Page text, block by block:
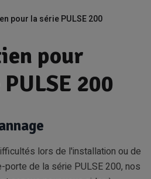
pour la série PULSE 200
pour
200
lors de l'installation ou de
de la série PULSE 200, nos